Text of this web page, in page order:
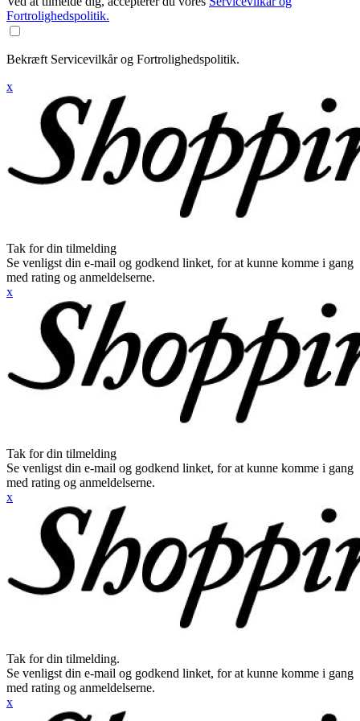
Fortrolighedspolitik.
Bekræft Servicevilkår og Fortrolighedspolitik.
x
Tak for din tilmelding
Se venligst din e-mail og godkend linket, for at kunne komme i gang
med rating og anmeldelserne.
x
Tak for din tilmelding
Se venligst din e-mail og godkend linket, for at kunne komme i gang
med rating og anmeldelserne.
x
Tak for din tilmelding.
Se venligst din e-mail og godkend linket, for at kunne komme i gang
med rating og anmeldelserne.
x